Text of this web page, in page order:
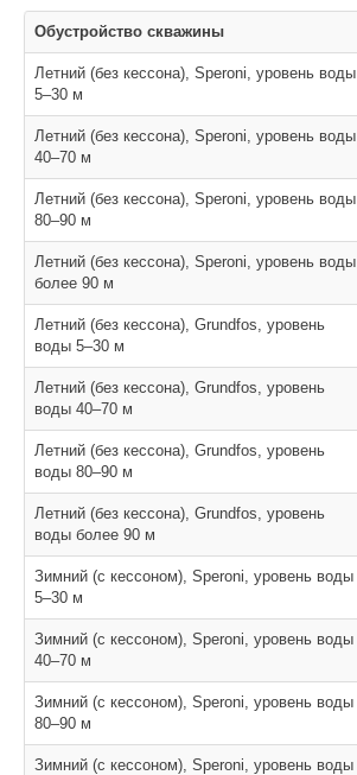
Обустройство скважины
Летний (без кессона), Speroni, уровень воды
5–30 м
Летний (без кессона), Speroni, уровень воды
40–70 м
Летний (без кессона), Speroni, уровень воды
80–90 м
Летний (без кессона), Speroni, уровень воды
более 90 м
Летний (без кессона), Grundfos, уровень
воды 5–30 м
Летний (без кессона), Grundfos, уровень
воды 40–70 м
Летний (без кессона), Grundfos, уровень
воды 80–90 м
Летний (без кессона), Grundfos, уровень
воды более 90 м
Зимний (с кессоном), Speroni, уровень воды
5–30 м
Зимний (с кессоном), Speroni, уровень воды
40–70 м
Зимний (с кессоном), Speroni, уровень воды
80–90 м
Зимний (с кессоном), Speroni, уровень воды